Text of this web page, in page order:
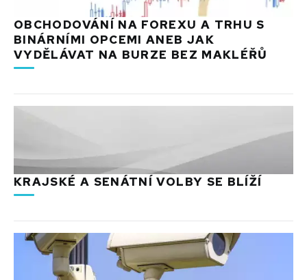
OBCHODOVÁNÍ NA FOREXU A TRHU S
BINÁRNÍMI OPCEMI ANEB JAK
VYDĚLÁVAT NA BURZE BEZ MAKLÉŘŮ
KRAJSKÉ A SENÁTNÍ VOLBY SE BLÍŽÍ